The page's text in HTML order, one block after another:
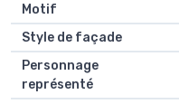
Motif
Style de façade
Personnage
représenté